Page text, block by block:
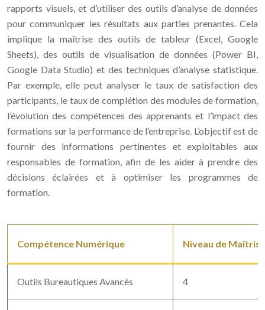
rapports visuels, et d’utiliser des outils d’analyse de données
pour communiquer les résultats aux parties prenantes. Cela
implique la maîtrise des outils de tableur (Excel, Google
Sheets), des outils de visualisation de données (Power BI,
Google Data Studio) et des techniques d’analyse statistique.
Par exemple, elle peut analyser le taux de satisfaction des
participants, le taux de complétion des modules de formation,
l’évolution des compétences des apprenants et l’impact des
formations sur la performance de l’entreprise. L’objectif est de
fournir des informations pertinentes et exploitables aux
responsables de formation, afin de les aider à prendre des
décisions éclairées et à optimiser les programmes de
formation.
Compétence Numérique Niveau de
Outils Bureautiques Avancés 4